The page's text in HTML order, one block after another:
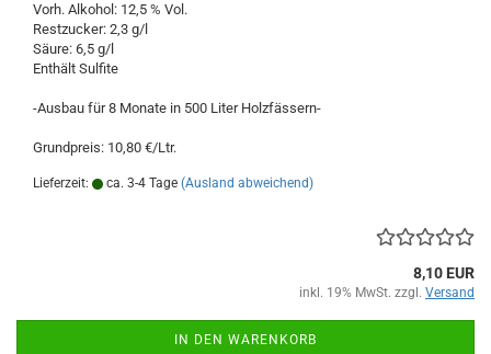
Vorh. Alkohol: 12,5 % Vol.
Restzucker: 2,3 g/l
Säure: 6,5 g/l
Enthält Sulfite
-Ausbau für 8 Monate in 500 Liter Holzfässern-
Grundpreis: 10,80 €/Ltr.
Lieferzeit: ca. 3-4 Tage (Ausland abweichend)
8,10 EUR
inkl. 19% MwSt. zzgl. Versand
IN DEN WARENKORB